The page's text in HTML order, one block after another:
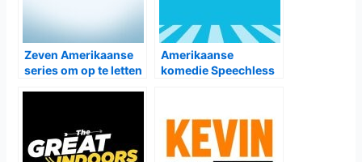
Zeven Amerikaanse
series om op te letten
Amerikaanse
komedie Speechless